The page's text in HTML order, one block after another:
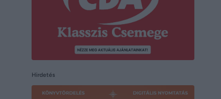
Hirdetés